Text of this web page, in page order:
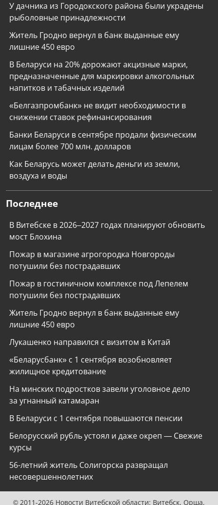
У дачника из Городокского района были украдены
рыболовные принадлежности
Житель Гродно вернул в банк выданные ему
лишние 450 евро
В Беларуси на 20% дорожают акцизные марки,
предназначенные для маркировки алкогольных
напитков и табачных изделий
«Белгазпромбанк» не видит необходимости в
снижении ставок рефинансирования
Банки Беларуси в сентябре продали физическим
лицам более 700 млн. долларов
Как Беларусь может делать деньги из земли,
воздуха и воды
Последнее
В Витебске в 2026–2027 годах планируют обновить
мост Блохина
Пожар в магазине агрогородка Новгороды
потушили без пострадавших
Пожар в гостиничном комплексе под Лепелем
потушили без пострадавших
Житель Гродно вернул в банк выданные ему
лишние 450 евро
Лукашенко направился с визитом в Китай
«Беларусбанк» с 1 сентября возобновляет
жилищное кредитование
На минских подростков завели уголовное дело
за угнанный катамаран
В Беларуси с 1 сентября повышаются пенсии
Белорусский рубль устоял и даже окреп — Свежие
курсы
56-летний житель Солигорска развращал
несовершеннолетних
© 2011-2026 Новости Витебской области: Витебск, Орша,